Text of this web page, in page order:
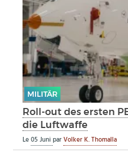
MILITÄR
Roll-out des ersten
die Luftwaffe
Le05 JuniparVolker K. Thomalla